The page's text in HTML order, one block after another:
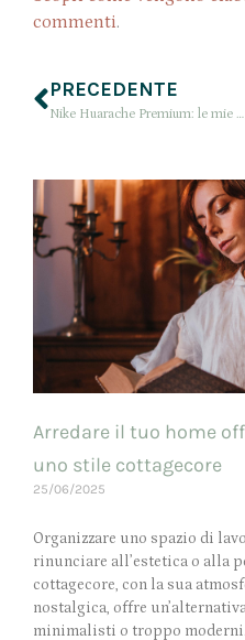
commenti.
PRECEDENTE
Nike Huarache Premium: le mie NIKE personalizzate con #nikeid
Arredare il tuo home
uno stile cottagecore
25/06/2025
Organizzare uno spazio di
rinunciare all’estetica o alla
cottagecore, con la sua
nostalgica, offre
minimalisti o troppo